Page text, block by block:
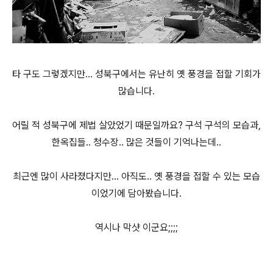
타 구도 그렇겠지만... 성북구에서는 유난히 옛 풍경을 접할 기회가
많습니다.
어릴 적 성북구에 제법 살았었기 때문일까요? 구석 구석의 모습과,
한옥집들.. 청수장.. 많은 것들이 기억나는데..
최근엔 많이 사라졌다지만... 아직도.. 옛 풍경을 접할 수 있는 모습
이었기에 담아봤습니다.
역시나 막샷 이군요;;;;